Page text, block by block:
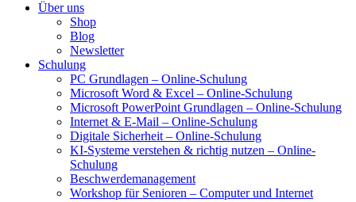
Über uns
Shop
Blog
Newsletter
Schulung
PC Grundlagen – Online-Schulung
Microsoft Word & Excel – Online-Schulung
Microsoft PowerPoint Grundlagen – Online-Schulung
Internet & E-Mail – Online-Schulung
Digitale Sicherheit – Online-Schulung
KI-Systeme verstehen & richtig nutzen – Online-
Schulung
Beschwerdemanagement
Workshop für Senioren – Computer und Internet